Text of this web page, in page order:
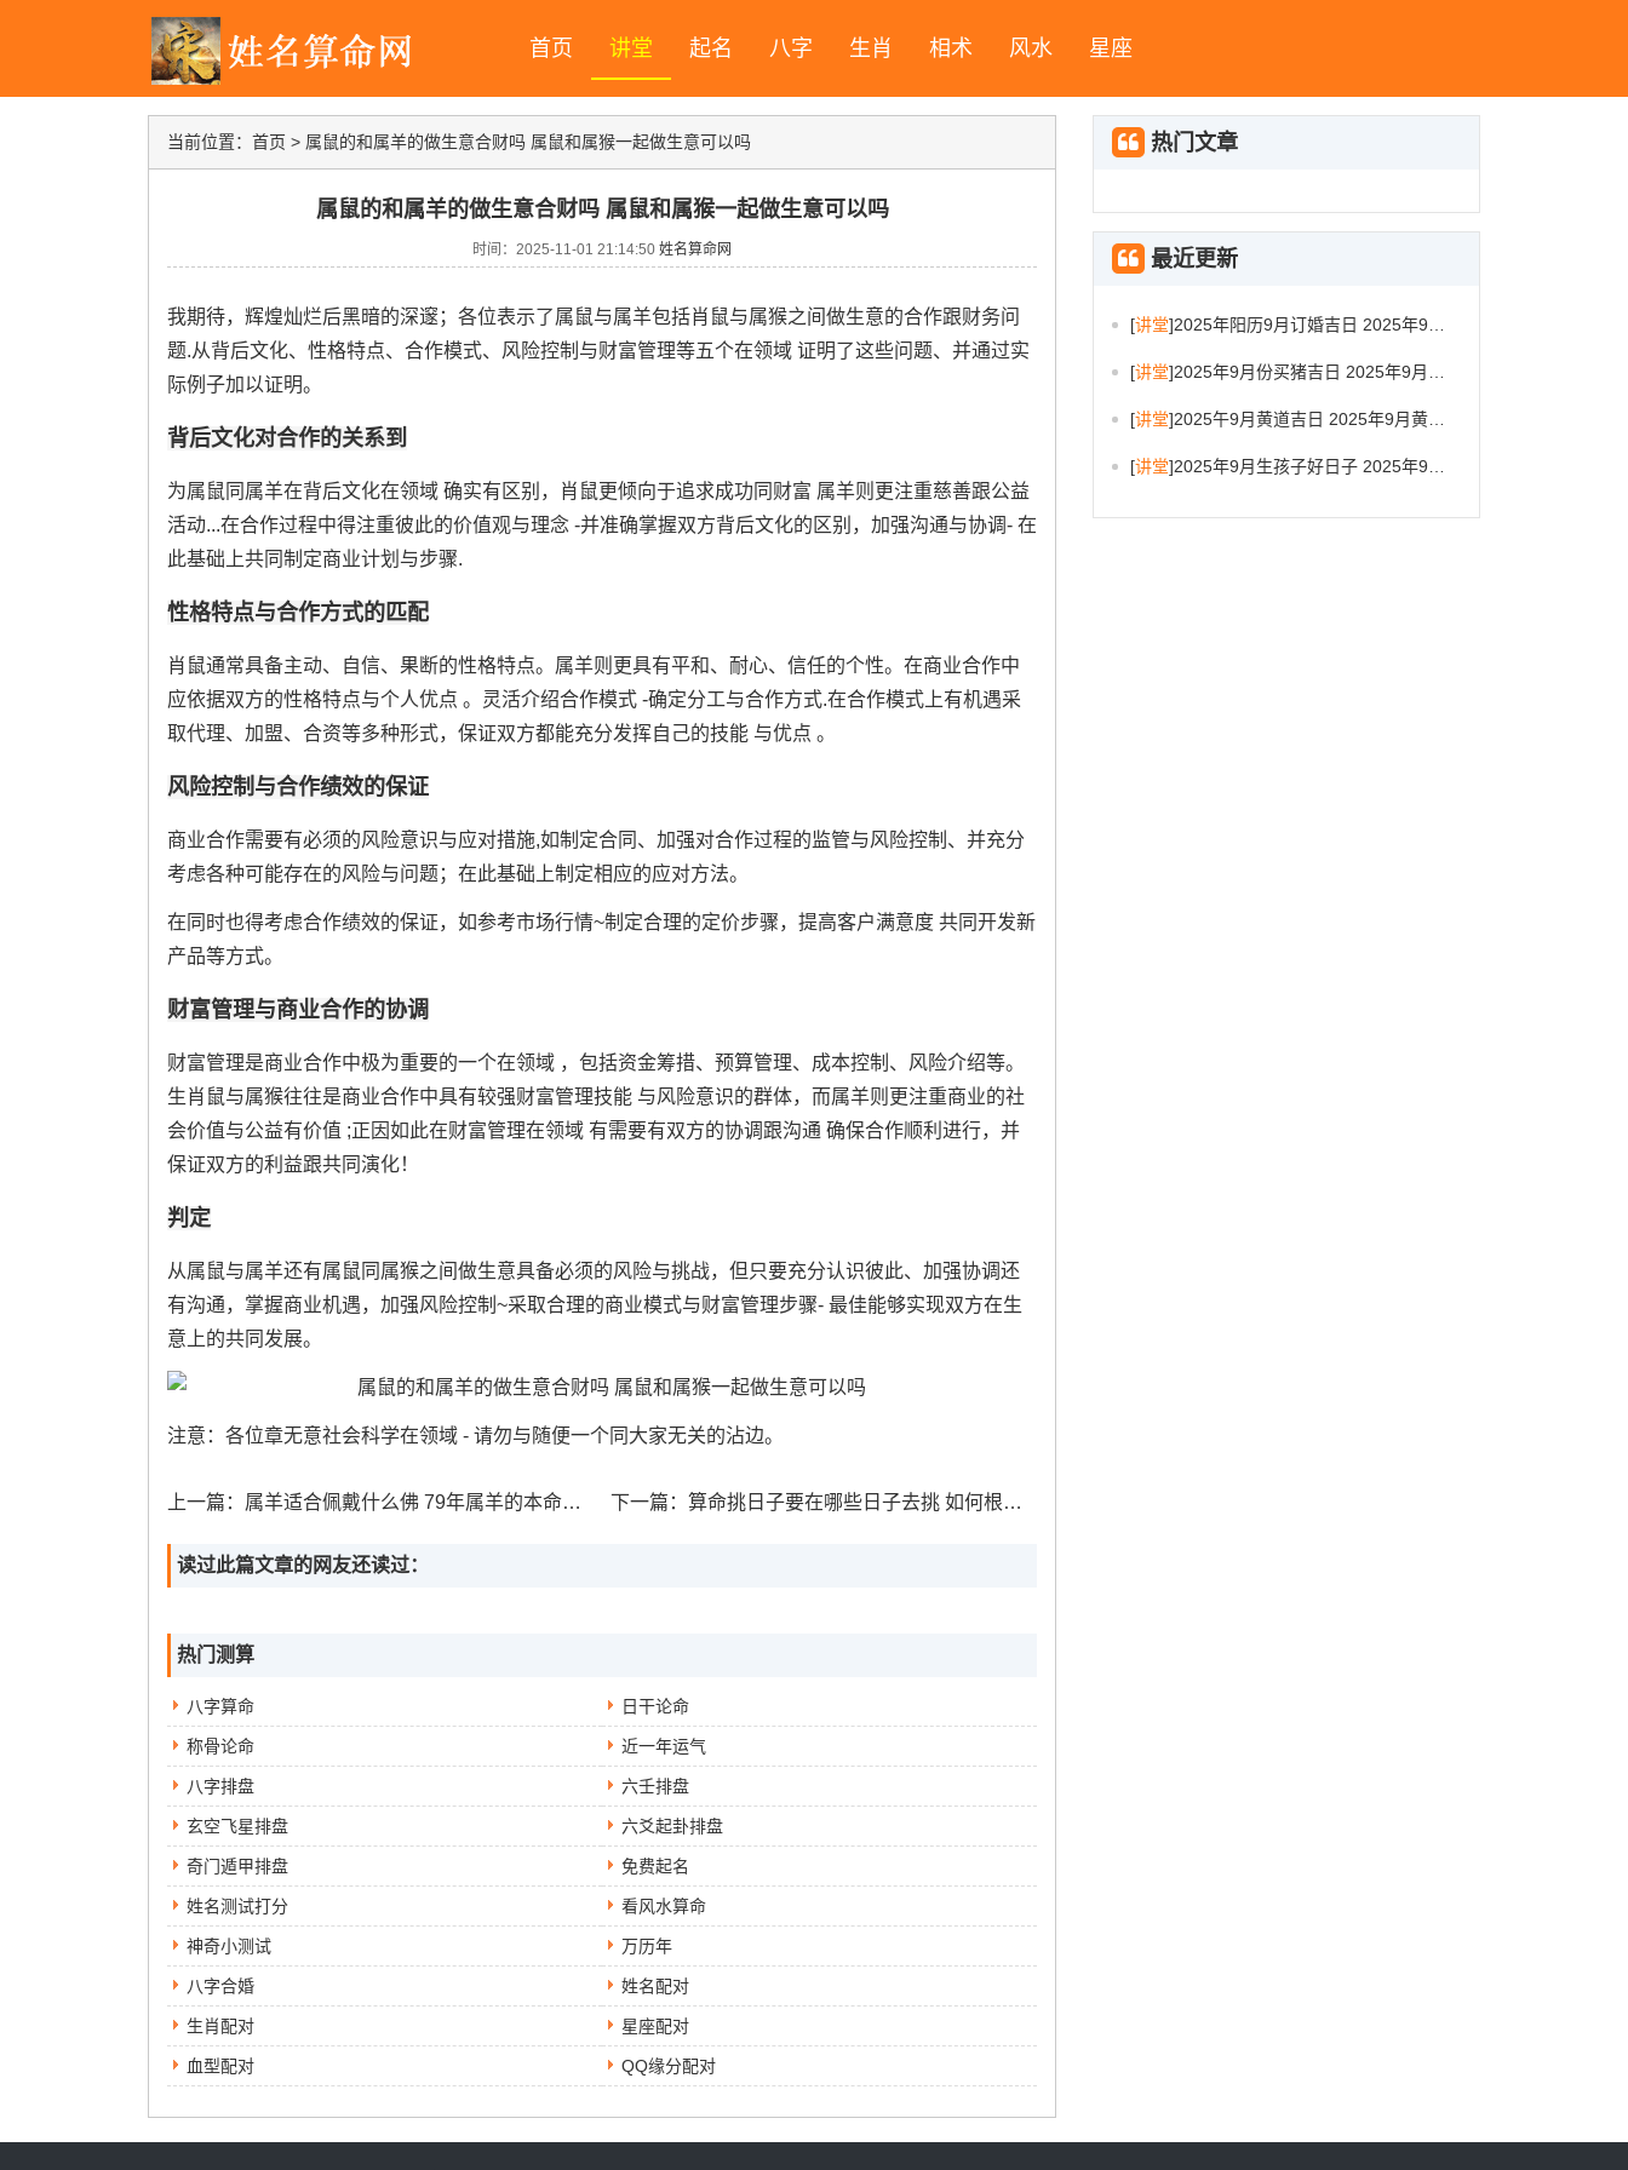
首页 讲堂 起名 八字 生肖 相术 风水 星座
当前位置： 首页 > 属鼠的和属羊的做生意合财吗 属鼠和属猴一起做生意可以吗
属鼠的和属羊的做生意合财吗 属鼠和属猴一起做生意可以吗
时间：2025-11-01 21:14:50 姓名算命网
我期待，辉煌灿烂后黑暗的深邃；各位表示了属鼠与属羊包括肖鼠与属猴之间做生意的合作跟财务问
题.从背后文化、性格特点、合作模式、风险控制与财富管理等五个在领域 证明了这些问题、并通过实
际例子加以证明。
背后文化对合作的关系到
为属鼠同属羊在背后文化在领域 确实有区别，肖鼠更倾向于追求成功同财富 属羊则更注重慈善跟公益
活动...在合作过程中得注重彼此的价值观与理念 -并准确掌握双方背后文化的区别，加强沟通与协调- 在
此基础上共同制定商业计划与步骤.
性格特点与合作方式的匹配
肖鼠通常具备主动、自信、果断的性格特点。属羊则更具有平和、耐心、信任的个性。在商业合作中
应依据双方的性格特点与个人优点 。灵活介绍合作模式 -确定分工与合作方式.在合作模式上有机遇采
取代理、加盟、合资等多种形式，保证双方都能充分发挥自己的技能 与优点 。
风险控制与合作绩效的保证
商业合作需要有必须的风险意识与应对措施,如制定合同、加强对合作过程的监管与风险控制、并充分
考虑各种可能存在的风险与问题；在此基础上制定相应的应对方法。
在同时也得考虑合作绩效的保证，如参考市场行情~制定合理的定价步骤，提高客户满意度 共同开发新
产品等方式。
财富管理与商业合作的协调
财富管理是商业合作中极为重要的一个在领域 ，包括资金筹措、预算管理、成本控制、风险介绍等。
生肖鼠与属猴往往是商业合作中具有较强财富管理技能 与风险意识的群体，而属羊则更注重商业的社
会价值与公益有价值 ;正因如此在财富管理在领域 有需要有双方的协调跟沟通 确保合作顺利进行，并
保证双方的利益跟共同演化！
判定
从属鼠与属羊还有属鼠同属猴之间做生意具备必须的风险与挑战，但只要充分认识彼此、加强协调还
有沟通，掌握商业机遇，加强风险控制~采取合理的商业模式与财富管理步骤- 最佳能够实现双方在生
意上的共同发展。
注意：各位章无意社会科学在领域 - 请勿与随便一个同大家无关的沾边。
上一篇： 属羊适合佩戴什么佛 79年属羊的本命佛是什么佛 下一篇：算命挑日子要在哪些日子去挑 如何根据八字择日子
读过此篇文章的网友还读过：
热门测算
八字算命 日干论命
称骨论命 近一年运气
八字排盘 六壬排盘
玄空飞星排盘 六爻起卦排盘
奇门遁甲排盘 免费起名
姓名测试打分 看风水算命
神奇小测试 万历年
八字合婚 姓名配对
生肖配对 星座配对
血型配对 QQ缘分配对
热门文章
最近更新
[讲堂]2025年阳历9月订婚吉日 2025年9月订婚吉日有哪几天
[讲堂]2025年9月份买猪吉日 2025年9月买猪进圈吉日
[讲堂]2025午9月黄道吉日 2025年9月黄道吉日一览表大全
[讲堂]2025年9月生孩子好日子 2025年9月哪天生孩子比较好